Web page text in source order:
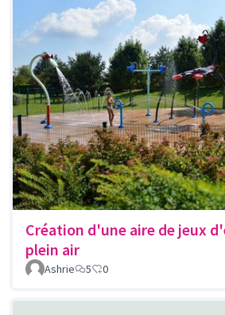
Création d'une aire de jeux
plein air
Ashrie 5 0